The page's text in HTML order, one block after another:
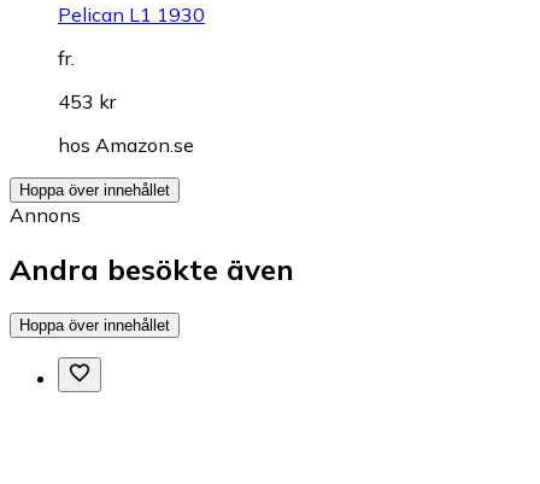
Pelican L1 1930
fr.
453 kr
hos Amazon.se
Hoppa över innehållet
Annons
Andra besökte även
Hoppa över innehållet